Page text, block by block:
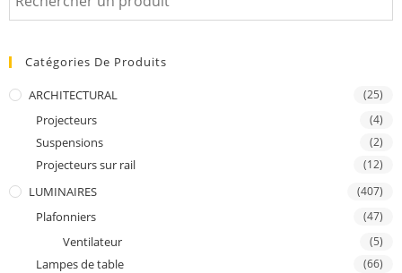
Catégories De Produits
ARCHITECTURAL (25)
Projecteurs (4)
Suspensions (2)
Projecteurs sur rail (12)
LUMINAIRES (407)
Plafonniers (47)
Ventilateur (5)
Lampes de table (66)